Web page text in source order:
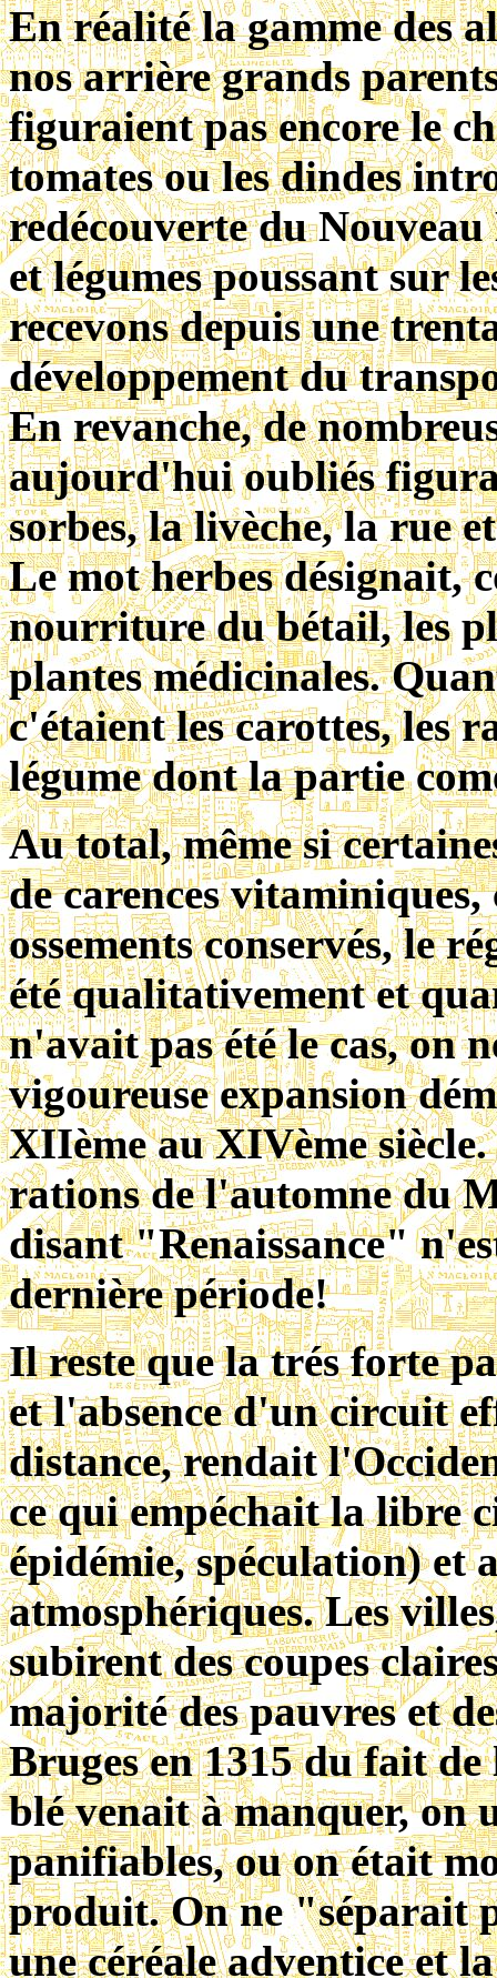
En réalité la gamme des
nos arrière grands
figuraient pas encore le
tomates ou les dindes
redécouverte du
et légumes poussant sur
recevons depuis une
développement du
En revanche, de
aujourd'hui oubliés
sorbes, la livèche, la rue
Le mot herbes désignait,
nourriture du bétail, les
plantes médicinales.
c'étaient les carottes, les
légume dont la partie
Au total, même si
de carences
ossements conservés, le
été qualitativement et
n'avait pas été le cas, on
vigoureuse expansion
XIIème au XIVème
rations de l'automne du
disant "Renaissance"
dernière période!
Il reste que la trés forte
et l'absence d'un circuit
distance, rendait
ce qui empéchait la libre
épidémie, spéculation) et
atmosphériques. Les
subirent des coupes
majorité des pauvres et
Bruges en 1315 du fait
blé venait à manquer, on
panifiables, ou on était
produit. On ne "séparait
une céréale adventice et